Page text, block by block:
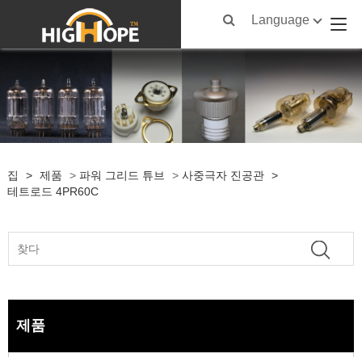
Language
집 > 제품 > 파워 그리드 튜브 > 사중극자 진공관 >
테트로드 4PR60C
제품